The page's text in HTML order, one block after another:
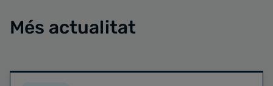
Més actualitat